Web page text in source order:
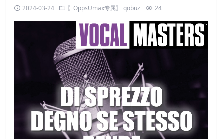
2024-03-24 〖OppsUmax专属〗 qobuz 24